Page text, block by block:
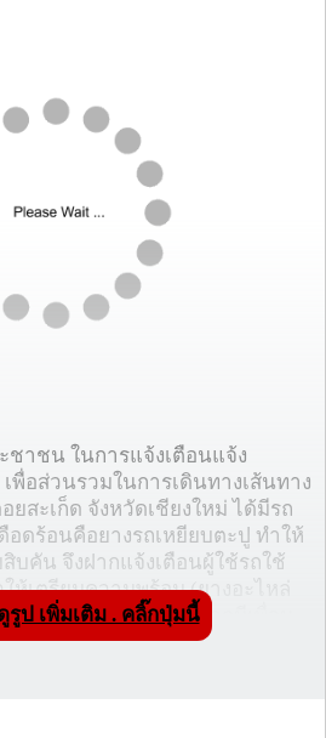
าชน ในการแจ้งเตือนแจ้ง
พื่อส่วนรวมในการเดินทางเส้นทาง
ยสะเก็ด จังหวัดเชียงใหม่ ได้มีรถ
ดร้อนคือยางรถเหยียบตะปู ทำให้
บคัน จึงฝากแจ้งเตือนผู้ใช้รถใช้
ห้เตรียมความพร้อม (ยางอะไหล่
) เพื่อทราบโดยทั่วกัน หากมีเพื่อน
รทางโปรดนำเรียนให้ทราบต่อไป
ป เพิ่มเติม . คลิ๊กปุ่มนี้